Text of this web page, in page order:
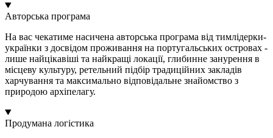
Авторська програма
На вас чекатиме насичена авторська програма від тимлідерки-
українки з досвідом проживання на португальських островах -
лише найцікавіші та найкращі локації, глибинне занурення в
місцеву культуру, ретельний підбір традиційних закладів
харчування та максимально відповідальне знайомство з
природою архіпелагу.
Продумана логістика